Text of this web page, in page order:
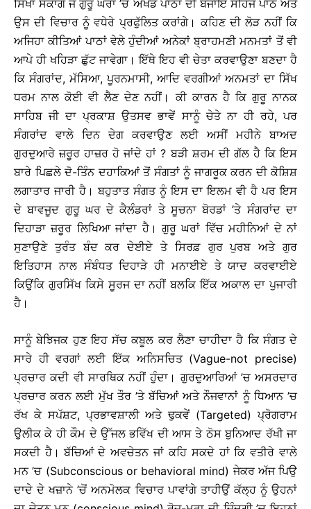
ਸਿਖਾ ਸਕਾਂਗੇ ਜੇ ਗੁਰੂ ਘਰਾਂ ’ਚੋਂ ਅਖੰਡ ਪਾਠਾਂ ਦੀ ਬਜਾਇ ਸਹਿਜ ਪਾਠ ਅਤੇ
ਉਸ ਦੀ ਵਿਚਾਰ ਨੂੰ ਵਧੇਰੇ ਪ੍ਰਫੁੱਲਿਤ ਕਰਾਂਗੇ। ਕਹਿਣ ਦੀ ਲੋੜ ਨਹੀਂ ਕਿ
ਅਜਿਹਾ ਕੀਤਿਆਂ ਪਾਠਾਂ ਵੇਲੇ ਹੁੰਦੀਆਂ ਅਨੇਕਾਂ ਬ੍ਰਾਹਮਣੀ ਮਨਮਤਾਂ ਤੋਂ ਵੀ
ਆਪੇ ਹੀ ਖਹਿੜਾ ਛੁੱਟ ਜਾਵੇਗਾ। ਇੱਥੇ ਇਹ ਵੀ ਚੇਤਾ ਕਰਵਾਉਣਾ ਬਣਦਾ ਹੈ
ਕਿ ਸੰਗਰਾਂਦ, ਮੱਸਿਆ, ਪੂਰਨਮਾਸੀ, ਆਦਿ ਵਰਗੀਆਂ ਅਨਮਤਾਂ ਦਾ ਸਿੱਖ
ਧਰਮ ਨਾਲ ਕੋਈ ਵੀ ਲੈਣ ਦੇਣ ਨਹੀਂ। ਕੀ ਕਾਰਨ ਹੈ ਕਿ ਗੁਰੂ ਨਾਨਕ
ਸਾਹਿਬ ਜੀ ਦਾ ਪ੍ਰਕਾਸ਼ ਉਤਸਵ ਭਾਵੇਂ ਸਾਨੂੰ ਚੇਤੇ ਨਾ ਹੀ ਰਹੇ, ਪਰ
ਸੰਗਰਾਂਦ ਵਾਲੇ ਦਿਨ ਦੇਗ ਕਰਵਾਉਣ ਲਈ ਅਸੀਂ ਮਹੀਨੇ ਬਾਅਦ
ਗੁਰਦੁਆਰੇ ਜ਼ਰੂਰ ਹਾਜ਼ਰ ਹੋ ਜਾਂਦੇ ਹਾਂ ? ਬੜੀ ਸ਼ਰਮ ਦੀ ਗੱਲ ਹੈ ਕਿ ਇਸ
ਬਾਰੇ ਪਿਛਲੇ ਦੋ-ਤਿੰਨ ਦਹਾਕਿਆਂ ਤੋਂ ਸੰਗਤਾਂ ਨੂੰ ਜਾਗਰੂਕ ਕਰਨ ਦੀ ਕੋਸ਼ਿਸ਼
ਲਗਾਤਾਰ ਜਾਰੀ ਹੈ। ਬਹੁਤਾਤ ਸੰਗਤ ਨੂੰ ਇਸ ਦਾ ਇਲਮ ਵੀ ਹੈ ਪਰ ਇਸ
ਦੇ ਬਾਵਜੂਦ ਗੁਰੂ ਘਰ ਦੇ ਕੈਲੰਡਰਾਂ ਤੇ ਸੂਚਨਾ ਬੋਰਡਾਂ ’ਤੇ ਸੰਗਰਾਂਦ ਦਾ
ਦਿਹਾੜਾ ਜ਼ਰੂਰ ਲਿਖਿਆ ਜਾਂਦਾ ਹੈ। ਗੁਰੂ ਘਰਾਂ ਵਿੱਚ ਮਹੀਨਿਆਂ ਦੇ ਨਾਂ
ਸੁਣਾਉਣੇ ਤੁਰੰਤ ਬੰਦ ਕਰ ਦੇਈਏ ਤੇ ਸਿਰਫ਼ ਗੁਰ ਪੁਰਬ ਅਤੇ ਗੁਰ
ਇਤਿਹਾਸ ਨਾਲ ਸੰਬੰਧਤ ਦਿਹਾੜੇ ਹੀ ਮਨਾਈਏ ਤੇ ਯਾਦ ਕਰਵਾਈਏ
ਕਿਉਂਕਿ ਗੁਰਸਿੱਖ ਕਿਸੇ ਸੂਰਜ ਦਾ ਨਹੀਂ ਬਲਕਿ ਇੱਕ ਅਕਾਲ ਦਾ ਪੁਜਾਰੀ
ਹੈ।
ਸਾਨੂੰ ਬੇਝਿਜਕ ਹੁਣ ਇਹ ਸੱਚ ਕਬੂਲ ਕਰ ਲੈਣਾ ਚਾਹੀਦਾ ਹੈ ਕਿ ਸੰਗਤ ਦੇ
ਸਾਰੇ ਹੀ ਵਰਗਾਂ ਲਈ ਇੱਕ ਅਨਿਸਚਿਤ (Vague-not precise)
ਪ੍ਰਚਾਰ ਕਦੀ ਵੀ ਸਾਰਥਿਕ ਨਹੀਂ ਹੁੰਦਾ। ਗੁਰਦੁਆਰਿਆਂ ’ਚ ਅਸਰਦਾਰ
ਪ੍ਰਚਾਰ ਕਰਨ ਲਈ ਮੁੱਖ ਤੌਰ ’ਤੇ ਬੱਚਿਆਂ ਅਤੇ ਨੌਜਵਾਨਾਂ ਨੂੰ ਧਿਆਨ ’ਚ
ਰੱਖ ਕੇ ਸਪੱਸ਼ਟ, ਪ੍ਰਭਾਵਸ਼ਾਲੀ ਅਤੇ ਢੁਕਵੇਂ (Targeted) ਪ੍ਰੋਗਰਾਮ
ਉਲੀਕ ਕੇ ਹੀ ਕੌਮ ਦੇ ਉੱਜਲ ਭਵਿੱਖ ਦੀ ਆਸ ਤੇ ਠੋਸ ਬੁਨਿਆਦ ਰੱਖੀ ਜਾ
ਸਕਦੀ ਹੈ। ਬੱਚਿਆਂ ਦੇ ਅਵਚੇਤਨ ਜਾਂ ਕਹਿ ਸਕਦੇ ਹਾਂ ਕਿ ਵਤੀਰੇ ਵਾਲੇ
ਮਨ ’ਚ (Subconscious or behavioral mind) ਜੇਕਰ ਅੱਜ ਪਿਉ
ਦਾਦੇ ਦੇ ਖਜ਼ਾਨੇ ’ਚੋਂ ਅਨਮੋਲਕ ਵਿਚਾਰ ਪਾਵਾਂਗੇ ਤਾਹੀਉਂ ਕੱਲ੍ਹ ਨੂੰ ਉਹਨਾਂ